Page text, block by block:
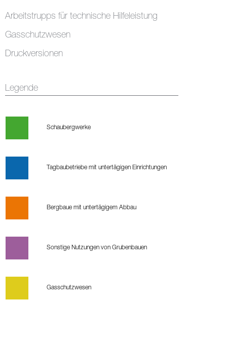
Arbeitstrupps für technische Hilfeleistung
Gasschutzwesen
Druckversionen
Legende
Schaubergwerke
Tagbaubetriebe mit untertägigen Einrichtungen
Bergbaue mit untertägigem Abbau
Sonstige Nutzungen von Grubenbauen
Gasschutzwesen